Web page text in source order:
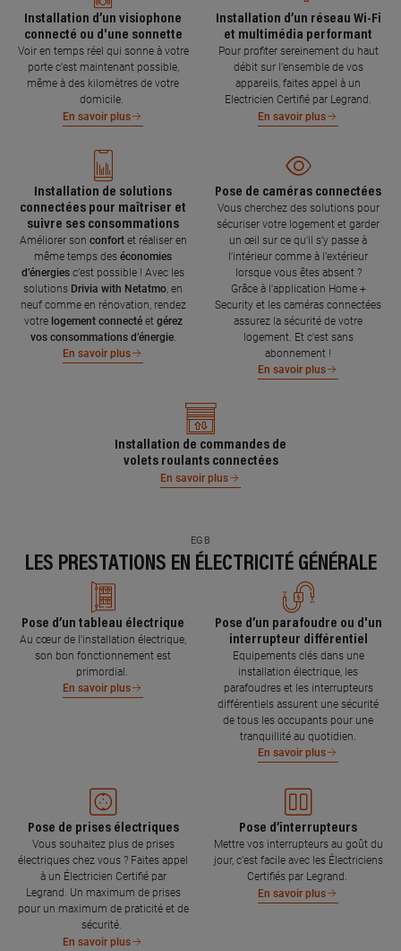
Installation d’un visiophone
connecté ou d'une sonnette
Voir en temps réel qui sonne à votre
porte c’est maintenant possible,
même à des kilomètres de votre
domicile.
En savoir plus
Installation d’un réseau Wi-Fi
et multimédia performant
Pour profiter sereinement du haut
débit sur l’ensemble de vos
appareils, faites appel à un
Electricien Certifié par Legrand.
En savoir plus
Installation de solutions
connectées pour maîtriser et
suivre ses consommations
Améliorer son confort et réaliser en
même temps des économies
d’énergies c’est possible ! Avec les
solutions Drivia with Netatmo , en
neuf comme en rénovation, rendez
votre logement connecté et gérez
vos consommations d’énergie.
En savoir plus
Pose de caméras connectées
Vous cherchez des solutions pour
sécuriser votre logement et garder
un œil sur ce qu’il s’y passe à
l’intérieur comme à l’extérieur
lorsque vous êtes absent ?
Grâce à l'application Home +
Security et les caméras connectées
assurez la sécurité de votre
logement. Et c'est sans
abonnement !
En savoir plus
Installation de commandes de
volets roulants connectées
En savoir plus
EGB
LES PRESTATIONS EN ÉLECTRICITÉ GÉNÉRALE
Pose d’un tableau électrique
Au cœur de l’installation électrique,
son bon fonctionnement est
primordial.
En savoir plus
Pose d’un parafoudre ou d'un
interrupteur différentiel
Equipements clés dans une
installation électrique, les
parafoudres et les interrupteurs
différentiels assurent une sécurité
de tous les occupants pour une
tranquillité au quotidien.
En savoir plus
Pose de prises électriques
Vous souhaitez plus de prises
électriques chez vous ? Faites appel
à un Électricien Certifié par
Legrand. Un maximum de prises
pour un maximum de praticité et de
sécurité.
En savoir plus
Pose d’interrupteurs
Mettre vos interrupteurs au goût du
jour, c’est facile avec les Électriciens
Certifiés par Legrand.
En savoir plus